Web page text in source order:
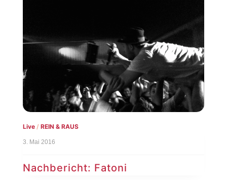
Live/ REIN & RAUS
3. Mai 2016
Nachbericht: Fatoni